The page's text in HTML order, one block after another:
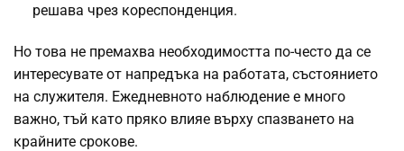
решава чрез кореспонденция.
Но това не премахва необходимостта по-често да се
интересувате от напредъка на работата, състоянието
на служителя. Ежедневното наблюдение е много
важно, тъй като пряко влияе върху спазването на
крайните срокове.